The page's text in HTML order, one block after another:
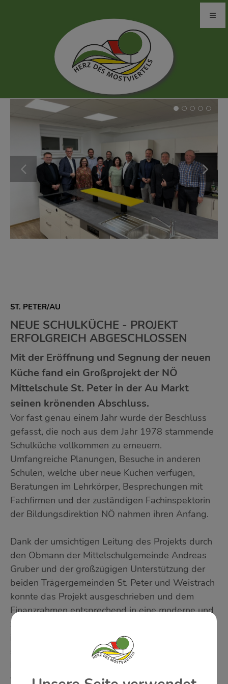
ST. PETER/AU
NEUE SCHULKÜCHE - PROJEKT
ERFOLGREICH ABGESCHLOSSEN
Mit der Eröffnung und Segnung der neuen
Küche fand ein Großprojekt der NÖ
Mittelschule St. Peter in der Au Markt
seinen krönenden Abschluss.
Vor fast genau einem Jahr wurde der Beschluss
gefasst, die noch aus dem Jahr 1978 stammende
Schulküche vollkommen zu erneuern.
Umfangreiche Planungen, Besuche in anderen
Schulen, welche über neue Küchen verfügen,
Beratungen im Lehrkörper, Besprechungen mit
Fachfirmen und der zuständigen Fachinspektorin
der Bildungsdirektion NÖ nahmen ihren Anfang.
Dank der umsichtigen Leitung des Projekts durch
den Obmann der Mittelschulgemeinde Andreas
Gruber und der großzügigen Unterstützung der
beiden Trägergemeinden St. Peter und Weistrach
konnte das Projekt ausgeschrieben und dem
Finanzrahmen entsprechend in eine moderne und
zweckmäßige Ausgestaltung der Mittelschule
investiert werden. Die Gesamtkosten belaufen
sich auf € 130.000, die mit 25 Prozent durch den
NÖ Schul- und Kindergartenfonds gefördert
werden.